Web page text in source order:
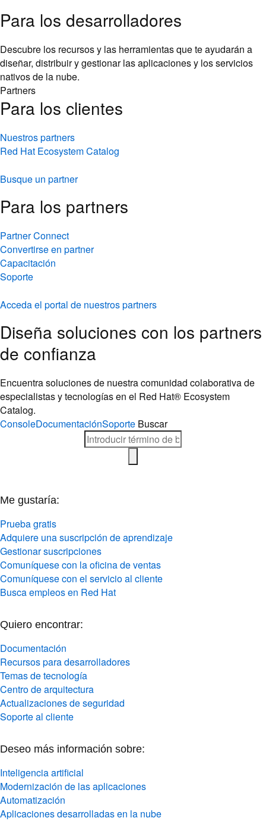
Para los desarrolladores
Descubre los recursos y las herramientas que te ayudarán a
diseñar, distribuir y gestionar las aplicaciones y los servicios
nativos de la nube.
Partners
Para los clientes
Nuestros partners
Red Hat Ecosystem Catalog
Busque un partner
Para los partners
Partner Connect
Convertirse en partner
Capacitación
Soporte
Acceda el portal de nuestros partners
Diseña soluciones con los partners
de confianza
Encuentra soluciones de nuestra comunidad colaborativa de
especialistas y tecnologías en el Red Hat® Ecosystem
Catalog.
ConsoleDocumentaciónSoporte Buscar
Me gustaría:
Prueba gratis
Adquiere una suscripción de aprendizaje
Gestionar suscripciones
Comuníquese con la oficina de ventas
Comuníquese con el servicio al cliente
Busca empleos en Red Hat
Quiero encontrar:
Documentación
Recursos para desarrolladores
Temas de tecnología
Centro de arquitectura
Actualizaciones de seguridad
Soporte al cliente
Deseo más información sobre:
Inteligencia artificial
Modernización de las aplicaciones
Automatización
Aplicaciones desarrolladas en la nube